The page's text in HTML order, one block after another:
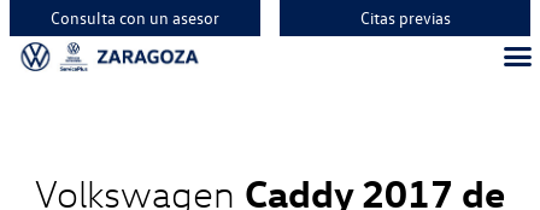
Consulta con un asesor Citas previas
Volkswagen Caddy 2017 de